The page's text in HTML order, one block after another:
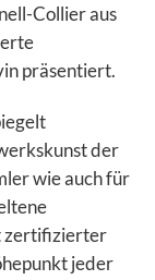
Collier aus
präsentiert.
der
wie auch für
zertifizierter
jeder